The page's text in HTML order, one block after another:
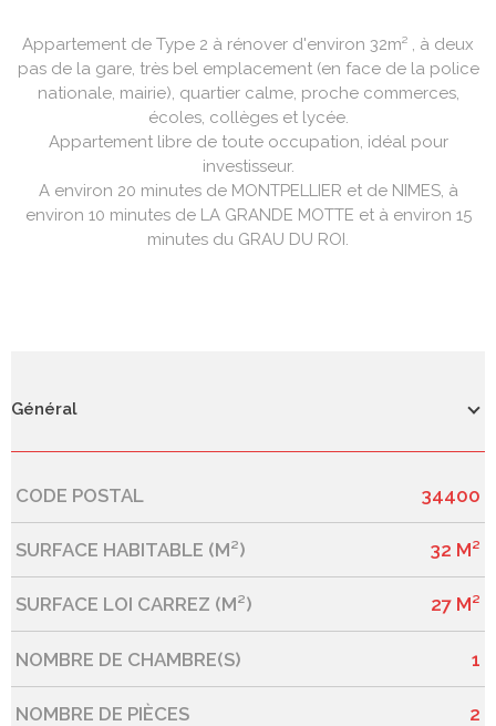
Appartement de Type 2 à rénover d'environ 32m² , à deux
pas de la gare, très bel emplacement (en face de la police
nationale, mairie), quartier calme, proche commerces,
écoles, collèges et lycée.
Appartement libre de toute occupation, idéal pour
investisseur.
A environ 20 minutes de MONTPELLIER et de NIMES, à
environ 10 minutes de LA GRANDE MOTTE et à environ 15
minutes du GRAU DU ROI.
Général
Caractérisque Valeurs
CODE POSTAL 34400
SURFACE HABITABLE (M²) 32 M²
SURFACE LOI CARREZ (M²) 27 M²
NOMBRE DE CHAMBRE(S) 1
NOMBRE DE PIÈCES 2